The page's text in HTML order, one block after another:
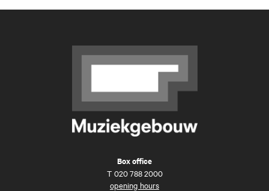
Box office
T 020 788 2000
opening hours